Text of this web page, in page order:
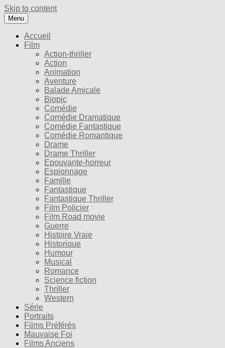
Skip to content
Menu
Accueil
Film
Action-thriller
Action
Animation
Aventure
Balade Amicale
Biopic
Comédie
Comédie Dramatique
Comédie Fantastique
Comédie Romantique
Drame
Drame Thriller
Epouvante-horreur
Espionnage
Famille
Fantastique
Fantastique Thriller
Film Policier
Film Road movie
Guerre
Histoire Vraie
Historique
Humour
Musical
Romance
Science fiction
Thriller
Western
Série
Portraits
Films Préférés
Mauvaise Foi
Films Anciens